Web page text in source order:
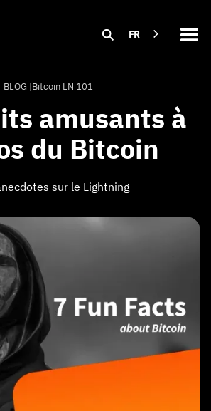
FR
BLOG |Bitcoin LN 101
amusants à
du Bitcoin
sur le Lightning